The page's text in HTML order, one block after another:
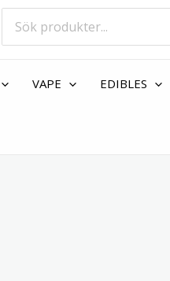
for:
VAPE EDIBLES